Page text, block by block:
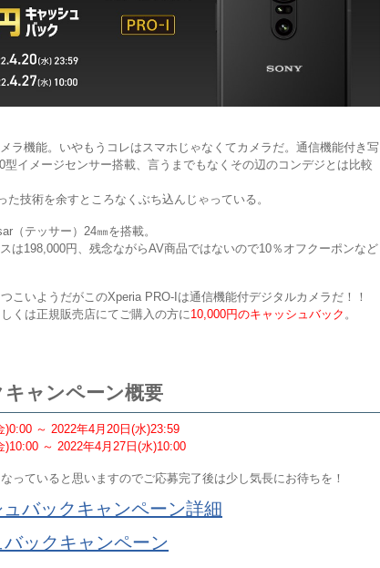
ラ機能。いやもうコレはスマホじゃなくてカメラだ。通信機能付き写
イメージセンサー搭載、言うまでもなくその辺のコンデジとは比較
技術を余すところなくぶち込んじゃっている。
（テッサー）24㎜を搭載。
は198,000円、残念ながらAV商品ではないので10％オフクーポンなど
こいようだがこのXperia PRO-Iは通信機能付デジタルカメラだ！！
くは正規販売店にてご購入の方に10,000円のキャッシュバック 。
ャンペーン概要
～ 2022年4月20日(水)23:59
～ 2022年4月27日(水)10:00
っていると思いますのでご応募完了後は少し気長にお待ちを！
バックキャンペーン詳細
バックキャンペーン